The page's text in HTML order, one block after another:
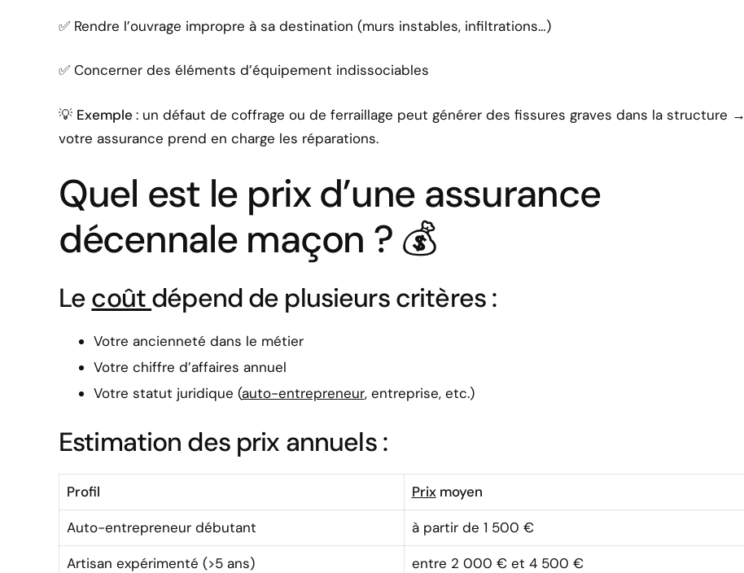
✅ Rendre l’ouvrage impropre à sa destination (murs instables, infiltrations…)
✅ Concerner des éléments d’équipement indissociables
💡 Exemple: un défaut de coffrage ou de ferraillage peut générer des fissures graves dans la structure →
votre assurance prend en charge les réparations.
Quel est le prix d’une assurance
décennale maçon ? 💰
Lecoûtdépend de plusieurs critères :
Votre ancienneté dans le métier
Votre chiffre d’affaires annuel
Votre statut juridique (auto-entrepreneur, entreprise, etc.)
Estimation des prix annuels :
Profil Prixmoyen
Auto-entrepreneur débutant
à partir de 1 500 €
Artisan expérimenté (>5 ans)
entre 2 000 € et 4 500 €